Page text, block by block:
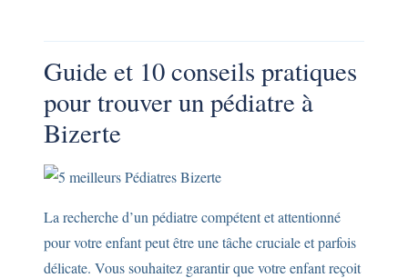
Guide et 10 conseils pratiques
pour trouver un pédiatre à
Bizerte
La recherche d’un pédiatre compétent et attentionné
pour votre enfant peut être une tâche cruciale et parfois
délicate. Vous souhaitez garantir que votre enfant reçoit